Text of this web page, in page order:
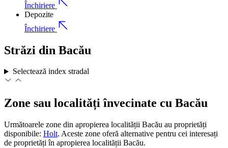
Închiriere
Depozite
Închiriere
Străzi din Bacău
Selectează index stradal
Zone sau localități învecinate cu Bacău
Următoarele zone din apropierea localității Bacău au proprietăți
disponibile: Holt. Aceste zone oferă alternative pentru cei interesați
de proprietățiîn apropierea localității Bacău.